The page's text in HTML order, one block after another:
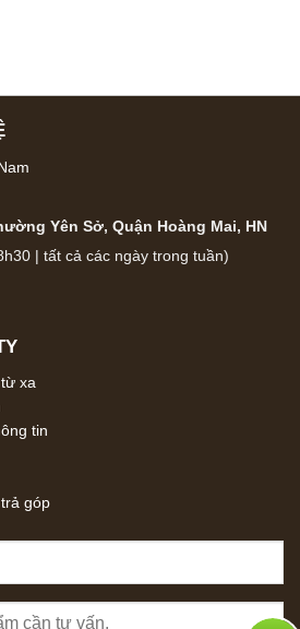
Yên Sở, Quận Hoàng Mai, HN
| tất cả các ngày trong tuần)
xa
tin
góp